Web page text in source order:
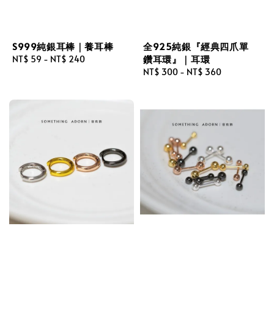
S999純銀耳棒｜養耳棒
Regular
NT$ 59 - NT$ 240
全925純銀『經典四爪單
鑽耳環』｜耳環
Regular
NT$ 300 - NT$ 360